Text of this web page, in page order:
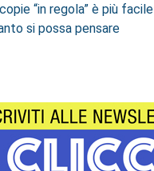
“in regola” è più facile
si possa pensare